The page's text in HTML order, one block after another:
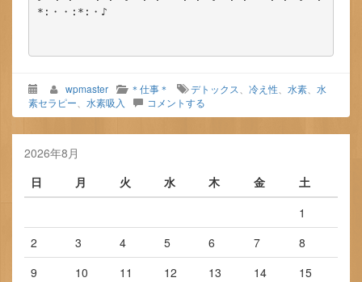
*:・・:*:・♪
wpmaster ＊仕事＊ デトックス 冷え性 水素
水
素セラピー
水素吸入 コメントする
2026年8月
日
月 火 水 木 金
土
1
2
3 4 5 6 7
8
9
10 11 12 13 14
15